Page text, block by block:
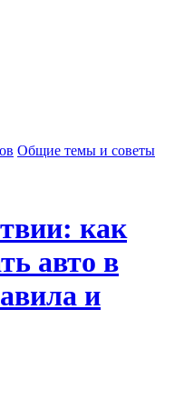
Общие темы и советы
как
авто в
и